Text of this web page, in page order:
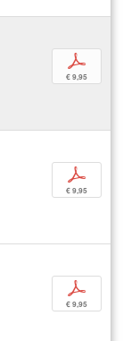
p
€ 9,95
p
€ 9,95
p
€ 9,95